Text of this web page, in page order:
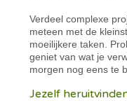
Verdeel complexe
meteen met de
moeilijkere taken.
geniet van wat je
morgen nog eens te
Jezelf